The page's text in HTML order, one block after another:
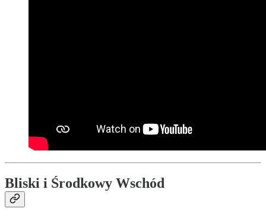
Bliski i Środkowy Wschód